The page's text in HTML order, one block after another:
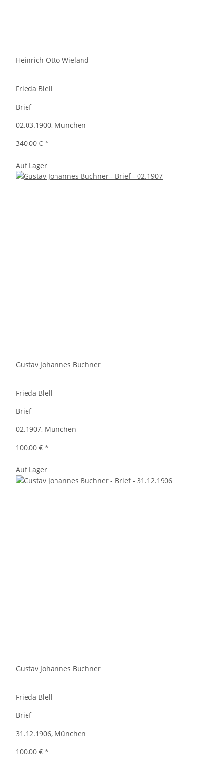
Heinrich Otto Wieland
Frieda Blell
Brief
02.03.1900, München
340,00 € *
Auf Lager
Gustav Johannes Buchner
Frieda Blell
Brief
02.1907, München
100,00 € *
Auf Lager
Gustav Johannes Buchner
Frieda Blell
Brief
31.12.1906, München
100,00 € *